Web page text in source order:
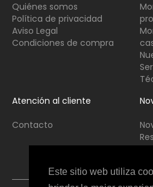
Este sitio web utiliza
Quiénes somos
Política de privacidad
Aviso Legal
Condiciones de compra
Atención al cliente
Contacto